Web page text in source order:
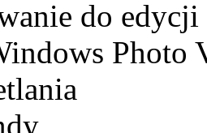
do edycji
Photo